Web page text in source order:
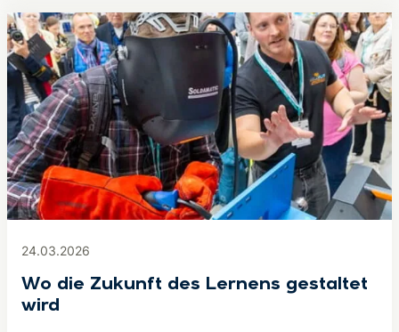
24.03.2026
Wo die Zukunft des Lernens gestaltet
wird